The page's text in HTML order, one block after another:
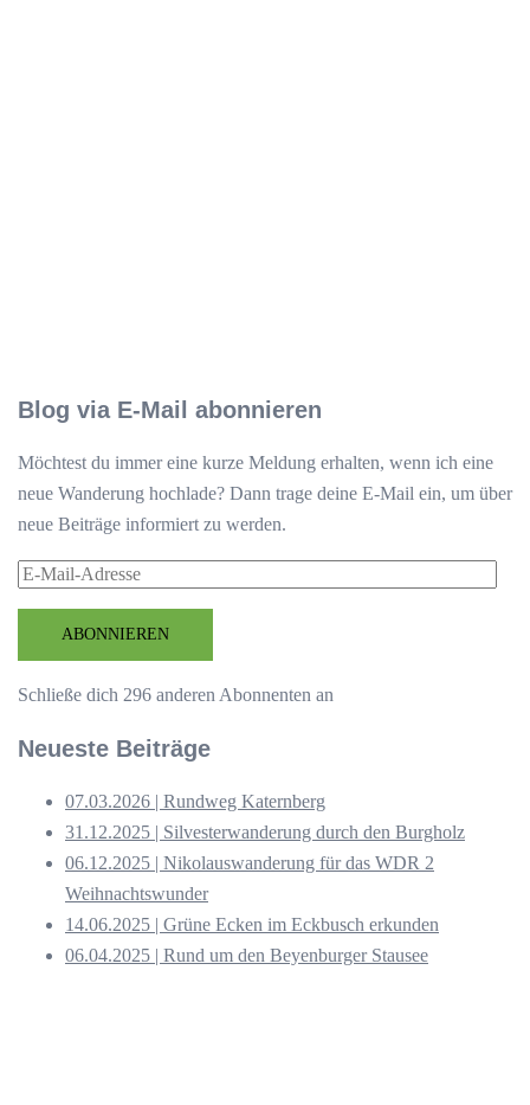
Blog via E-Mail abonnieren
Möchtest du immer eine kurze Meldung erhalten, wenn ich eine
neue Wanderung hochlade? Dann trage deine E-Mail ein, um über
neue Beiträge informiert zu werden.
E-
AdresseABONNIEREN
Schließe dich 296 anderen Abonnenten an
Neueste Beiträge
07.03.2026 | Rundweg Katernberg
31.12.2025 | Silvesterwanderung durch den Burgholz
06.12.2025 | Nikolauswanderung für das WDR 2
Weihnachtswunder
14.06.2025 | Grüne Ecken im Eckbusch erkunden
06.04.2025 | Rund um den Beyenburger Stausee